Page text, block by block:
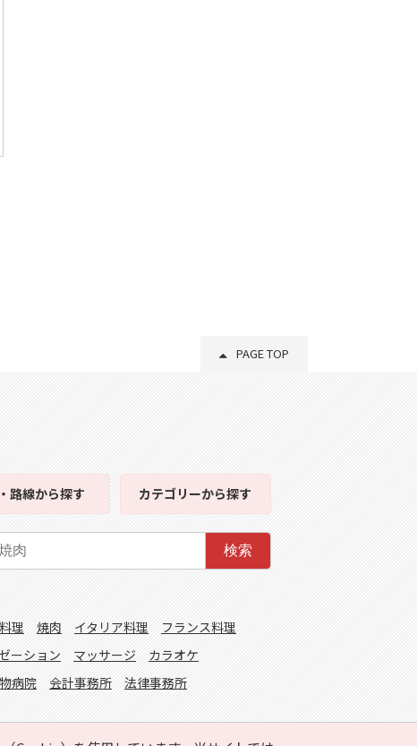
PAGE TOP
路線から探す カテゴリーから探す
検索
理 焼肉 イタリア料理
フランス料理
ーション マッサージ
カラオケ
病院 会計事務所 法律事務所